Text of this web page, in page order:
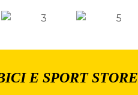
E SPORT STORE